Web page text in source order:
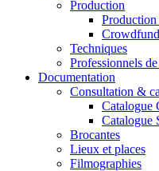
Production
Production
Techniques
Professionnels
Documentation
Consultation &
Catalogue
Catalogue
Brocantes
Lieux et places
Filmographies